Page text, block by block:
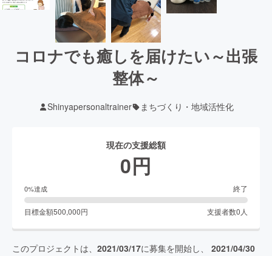
コロナでも癒しを届けたい～出張
整体～
Shinyapersonaltrainer まちづくり・地域活性化
現在の支援総額
0円
0%達成 終了
目標金額500,000円 支援者数0人
このプロジェクトは、 2021/03/17に募集を開始し、 2021/04/30